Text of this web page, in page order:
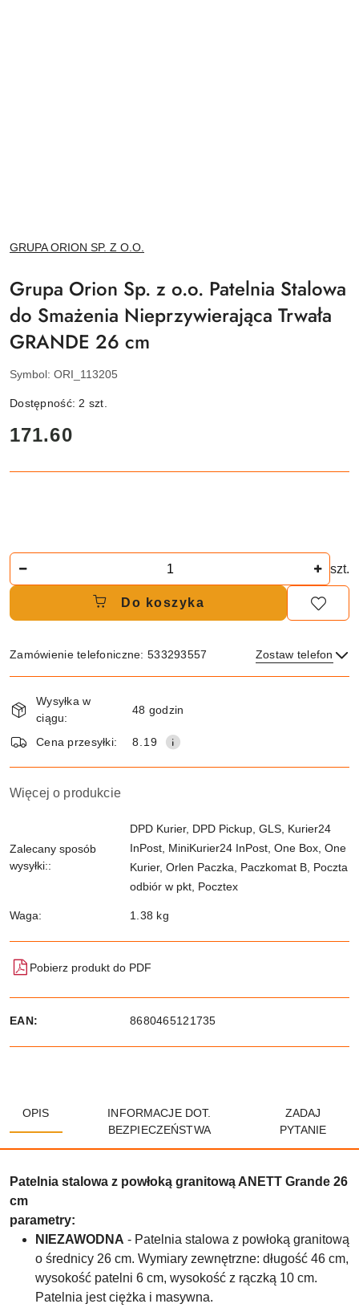
NAZWA
PRODUCENTA:
GRUPA ORION SP. Z O.O.
Grupa Orion Sp. z o.o. Patelnia Stalowa
do Smażenia Nieprzywierająca Trwała
GRANDE 26 cm
Symbol: ORI_113205
Dostępność: 2 szt.
cena:
171.60
szt.
Do koszyka
Zamówienie telefoniczne: 533293557 Zostaw telefon
i
dostawa
Wysyłka w
ciągu:
48 godzin
Cena przesyłki: 8.19
Więcej o produkcie
Zalecany sposób
wysyłki::
DPD Kurier, DPD Pickup, GLS, Kurier24
InPost, MiniKurier24 InPost, One Box, One
Kurier, Orlen Paczka, Paczkomat B, Poczta
odbiór w pkt, Pocztex
Waga: 1.38 kg
Pobierz produkt do PDF
EAN: 8680465121735
OPIS
INFORMACJE DOT.
BEZPIECZEŃSTWA
ZADAJ
PYTANIE
Patelnia stalowa z powłoką granitową ANETT Grande 26
cm
parametry:
NIEZAWODNA - Patelnia stalowa z powłoką granitową
o średnicy 26 cm. Wymiary zewnętrzne: długość 46 cm,
wysokość patelni 6 cm, wysokość z rączką 10 cm.
Patelnia jest ciężka i masywna.